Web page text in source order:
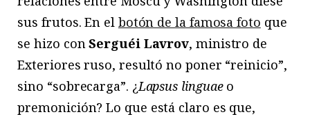
sus frutos. En el botón de la famosa foto que
se hizo conSerguéi Lavrov, ministro de
Exteriores ruso, resultó no poner “reinicio”,
sino “sobrecarga”. ¿Lapsus linguaeo
premonición? Lo que está claro es que,